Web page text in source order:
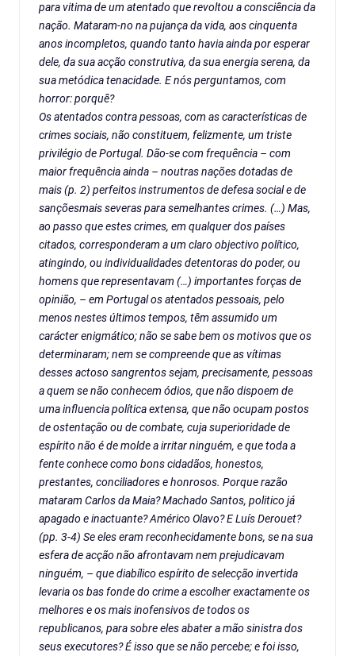
para vitima de um atentado que revoltou a consciência da
nação. Mataram-no na pujança da vida, aos cinquenta
anos incompletos, quando tanto havia ainda por esperar
dele, da sua acção construtiva, da sua energia serena, da
sua metódica tenacidade. E nós perguntamos, com
horror: porquê?
Os atentados contra pessoas, com as características de
crimes sociais, não constituem, felizmente, um triste
privilégio de Portugal. Dão-se com frequência – com
maior frequência ainda – noutras nações dotadas de
mais (p. 2) perfeitos instrumentos de defesa social e de
sançõesmais severas para semelhantes crimes. (…) Mas,
ao passo que estes crimes, em qualquer dos países
citados, corresponderam a um claro objectivo político,
atingindo, ou individualidades detentoras do poder, ou
homens que representavam (…) importantes forças de
opinião, – em Portugal os atentados pessoais, pelo
menos nestes últimos tempos, têm assumido um
carácter enigmático; não se sabe bem os motivos que os
determinaram; nem se compreende que as vítimas
desses actoso sangrentos sejam, precisamente, pessoas
a quem se não conhecem ódios, que não dispoem de
uma influencia política extensa, que não ocupam postos
de ostentação ou de combate, cuja superioridade de
espírito não é de molde a irritar ninguém, e que toda a
fente conhece como bons cidadãos, honestos,
prestantes, conciliadores e honrosos. Porque razão
mataram Carlos da Maia? Machado Santos, politico já
apagado e inactuante? Américo Olavo? E Luís Derouet?
(pp. 3-4) Se eles eram reconhecidamente bons, se na sua
esfera de acção não afrontavam nem prejudicavam
ninguém, – que diabílico espírito de selecção invertida
levaria os bas fonde do crime a escolher exactamente os
melhores e os mais inofensivos de todos os
republicanos, para sobre eles abater a mão sinistra dos
seus executores? É isso que se não percebe; e foi isso,